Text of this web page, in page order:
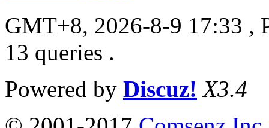
GMT+8, 2026-8-9 17:33 ,
13 queries .
Powered by Discuz! X3.4